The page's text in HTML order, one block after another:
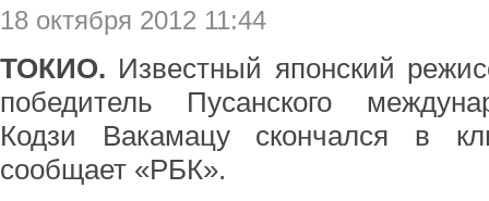
18 октября 2012 11:44
ТОКИО. Известный японский
победитель Пусанского
Кодзи Вакамацу скончался в
сообщает «РБК».